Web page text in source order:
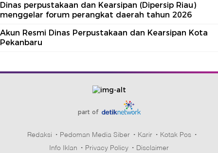
Dinas perpustakaan dan Kearsipan (Dipersip Riau)
menggelar forum perangkat daerah tahun 2026
Akun Resmi Dinas Perpustakaan dan Kearsipan Kota
Pekanbaru
part of
Redaksi Pedoman Media Siber Karir
Kotak Pos
Info Iklan
Privacy Policy Disclaimer